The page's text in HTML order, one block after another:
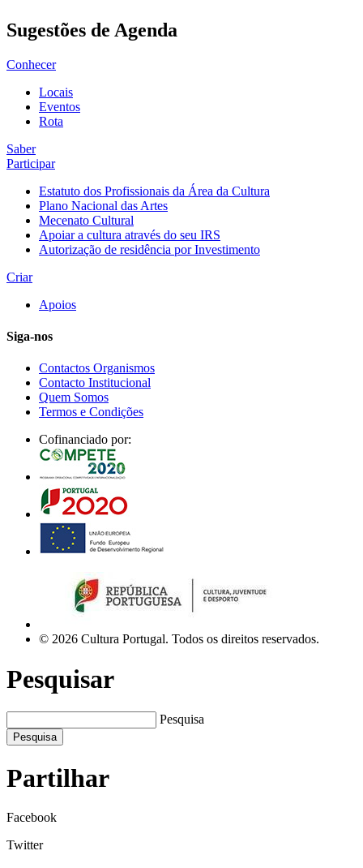
Sugestões de Agenda
Conhecer
Locais
Eventos
Rota
Saber
Participar
Estatuto dos Profissionais da Área da Cultura
Plano Nacional das Artes
Mecenato Cultural
Apoiar a cultura através do seu IRS
Autorização de residência por Investimento
Criar
Apoios
Siga-nos
Contactos Organismos
Contacto Institucional
Quem Somos
Termos e Condições
Cofinanciado por:
© 2026 Cultura Portugal. Todos os direitos reservados.
Pesquisar
Pesquisa
Pesquisa
Partilhar
Facebook
Twitter